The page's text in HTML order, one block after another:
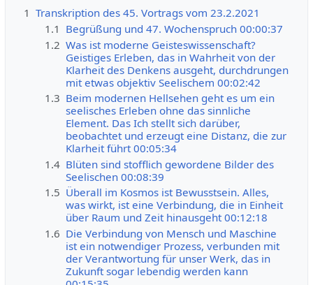
1 Transkription des 45. Vortrags vom 23.2.2021
1.1 Begrüßung und 47. Wochenspruch 00:00:37
1.2 Was ist moderne Geisteswissenschaft?
Geistiges Erleben, das in Wahrheit von der
Klarheit des Denkens ausgeht, durchdrungen
mit etwas objektiv Seelischem 00:02:42
1.3 Beim modernen Hellsehen geht es um ein
seelisches Erleben ohne das sinnliche
Element. Das Ich stellt sich darüber,
beobachtet und erzeugt eine Distanz, die zur
Klarheit führt 00:05:34
1.4 Blüten sind stofflich gewordene Bilder des
Seelischen 00:08:39
1.5 Überall im Kosmos ist Bewusstsein. Alles,
was wirkt, ist eine Verbindung, die in Einheit
über Raum und Zeit hinausgeht 00:12:18
1.6 Die Verbindung von Mensch und Maschine
ist ein notwendiger Prozess, verbunden mit
der Verantwortung für unser Werk, das in
Zukunft sogar lebendig werden kann